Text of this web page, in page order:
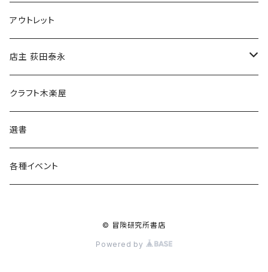
マグカップ
傘
食料品
その他
アウトレット
店主 荻田泰永
書籍
ウェア
クラフト木楽屋
選書
各種イベント
© 冒険研究所書店
Powered by